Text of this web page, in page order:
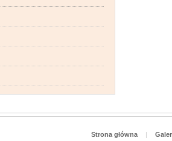
Strona główna |